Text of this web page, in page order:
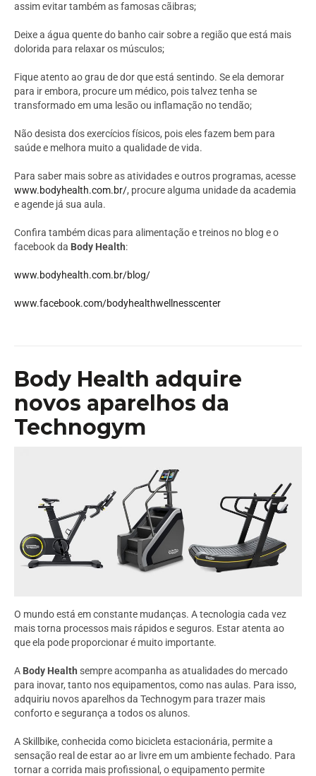
assim evitar também as famosas cãibras;
Deixe a água quente do banho cair sobre a região que está mais
dolorida para relaxar os músculos;
Fique atento ao grau de dor que está sentindo. Se ela demorar
para ir embora, procure um médico, pois talvez tenha se
transformado em uma lesão ou inflamação no tendão;
Não desista dos exercícios físicos, pois eles fazem bem para
saúde e melhora muito a qualidade de vida.
Para saber mais sobre as atividades e outros programas, acesse
www.bodyhealth.com.br/, procure alguma unidade da academia
e agende já sua aula.
Confira também dicas para alimentação e treinos no blog e o
facebook da Body Health:
www.bodyhealth.com.br/blog/
www.facebook.com/bodyhealthwellnesscenter
Body Health adquire
novos aparelhos da
Technogym
O mundo está em constante mudanças. A tecnologia cada vez
mais torna processos mais rápidos e seguros. Estar atenta ao
que ela pode proporcionar é muito importante.
A Body Health sempre acompanha as atualidades do mercado
para inovar, tanto nos equipamentos, como nas aulas. Para isso,
adquiriu novos aparelhos da Technogym para trazer mais
conforto e segurança a todos os alunos.
A Skillbike, conhecida como bicicleta estacionária, permite a
sensação real de estar ao ar livre em um ambiente fechado. Para
tornar a corrida mais profissional, o equipamento permite